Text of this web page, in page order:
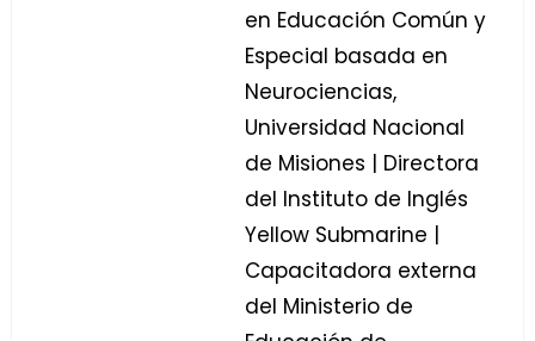
en Educación Común y
Especial basada en
Neurociencias,
Universidad Nacional
de Misiones | Directora
del Instituto de Inglés
Yellow Submarine |
Capacitadora externa
del Ministerio de